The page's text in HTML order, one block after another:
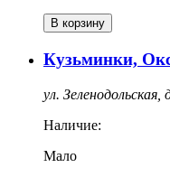
В корзину
Кузьминки,
ул. Зеленодольская,
Наличие:
Мало